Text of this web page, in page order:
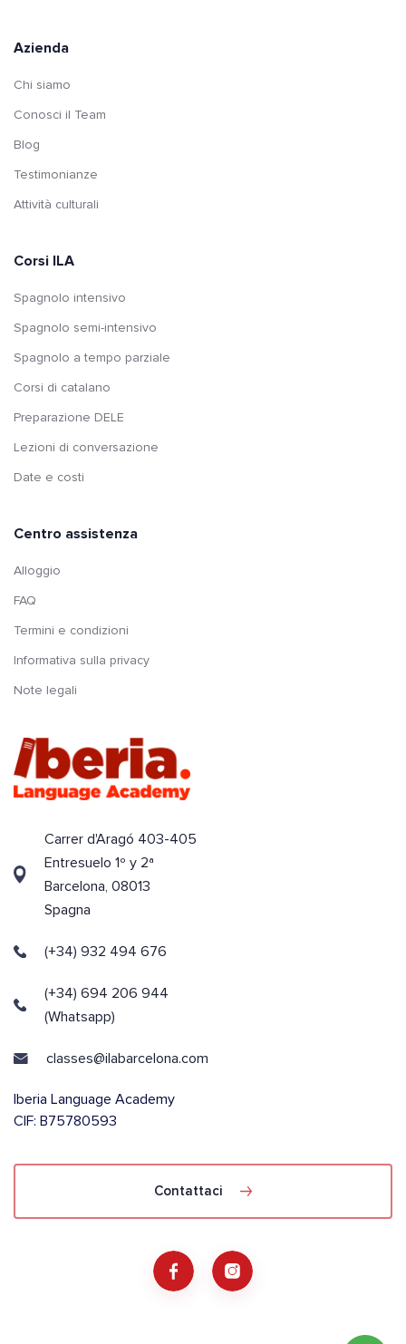
Azienda
Chi siamo
Conosci il Team
Blog
Testimonianze
Attività culturali
Corsi ILA
Spagnolo intensivo
Spagnolo semi-intensivo
Spagnolo a tempo parziale
Corsi di catalano
Preparazione DELE
Lezioni di conversazione
Date e costi
Centro assistenza
Alloggio
FAQ
Termini e condizioni
Informativa sulla privacy
Note legali
Carrer d'Aragó 403-405
Entresuelo 1º y 2ª
Barcelona, 08013
Spagna
(+34) 932 494 676
(+34) 694 206 944
(Whatsapp)
classes@ilabarcelona.com
Iberia Language Academy
CIF: B75780593
Contattaci